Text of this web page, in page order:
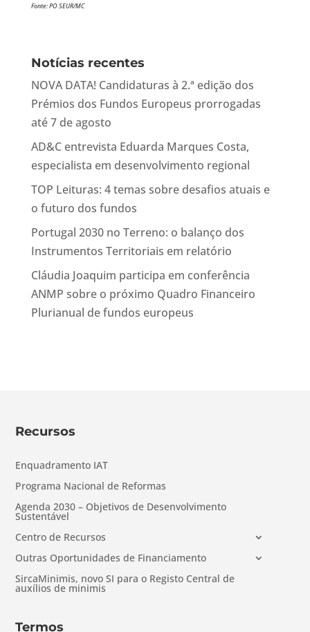
Fonte: PO SEUR/MC
Notícias recentes
NOVA DATA! Candidaturas à 2.ª edição dos
Prémios dos Fundos Europeus prorrogadas
até 7 de agosto
AD&C entrevista Eduarda Marques Costa,
especialista em desenvolvimento regional
TOP Leituras: 4 temas sobre desafios atuais e
o futuro dos fundos
Portugal 2030 no Terreno: o balanço dos
Instrumentos Territoriais em relatório
Cláudia Joaquim participa em conferência
ANMP sobre o próximo Quadro Financeiro
Plurianual de fundos europeus
Recursos
Enquadramento IAT
Programa Nacional de Reformas
Agenda 2030 – Objetivos de Desenvolvimento
Sustentável
Centro de Recursos
Outras Oportunidades de Financiamento
SircaMinimis, novo SI para o Registo Central de
auxílios de minimis
Termos